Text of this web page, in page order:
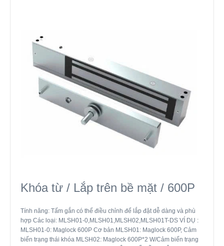
Khóa từ / Lắp trên bề mặt / 600P
Tính năng: Tấm gắn có thể điều chỉnh để lắp đặt dễ dàng và phù
hợp Các loại: MLSH01-0,MLSH01,MLSH02,MLSH01T-DS VÍ DỤ :
MLSH01-0: Maglock 600P Cơ bản MLSH01: Maglock 600P, Cảm
biến trạng thái khóa MLSH02: Maglock 600P*2 W/Cảm biến trạng